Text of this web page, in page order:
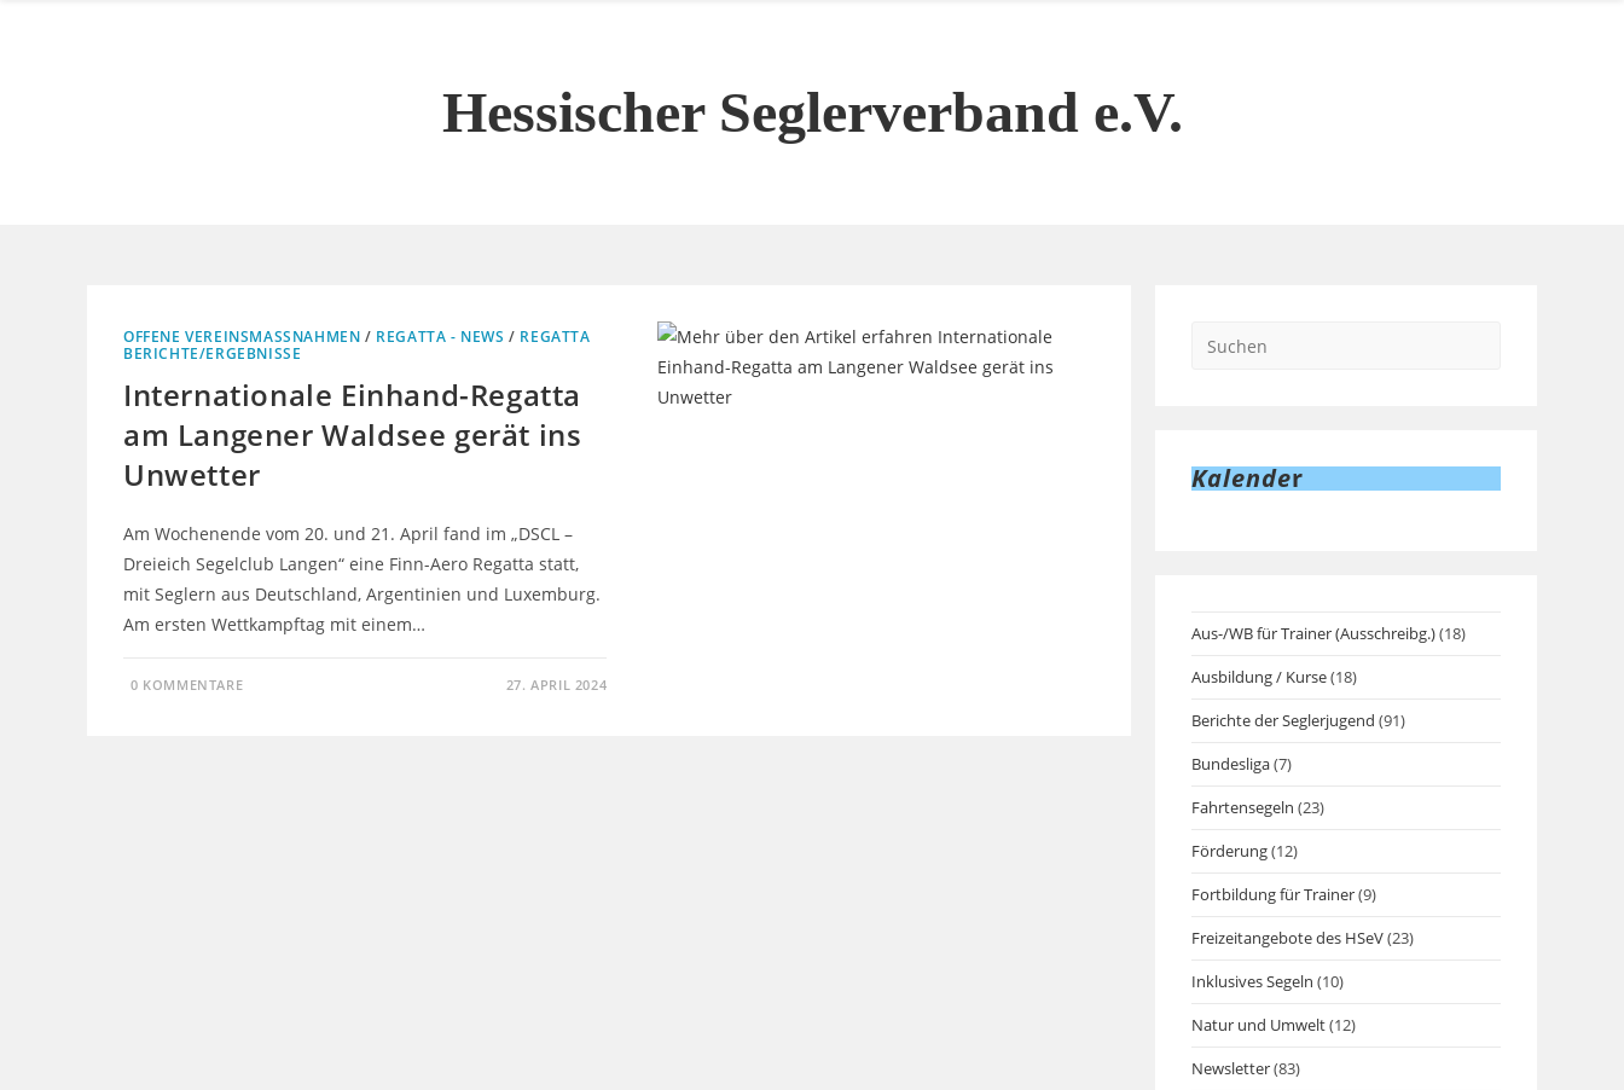
Hessischer Seglerverband e.V.
OFFENE VEREINSMASSNAHMEN / REGATTA - NEWS / REGATTA
BERICHTE/ERGEBNISSE
Internationale Einhand-Regatta
am Langener Waldsee gerät ins
Unwetter
Am Wochenende vom 20. und 21. April fand im „DSCL –
Dreieich Segelclub Langen“ eine Finn-Aero Regatta statt,
mit Seglern aus Deutschland, Argentinien und Luxemburg.
Am ersten Wettkampftag mit einem…
0 KOMMENTARE 27. APRIL 2024
Kalender
Aus-/WB für Trainer (Ausschreibg.)(18)
Ausbildung / Kurse(18)
Berichte der Seglerjugend (91)
Bundesliga(7)
Fahrtensegeln (23)
Förderung(12)
Fortbildung für Trainer(9)
Freizeitangebote des HSeV(23)
Inklusives Segeln (10)
Natur und Umwelt(12)
Newsletter(83)